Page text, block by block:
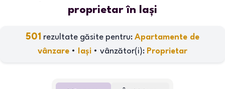
proprietar în Iași
501 rezultate găsite pentru: Apartamente de
vânzare • Iași • vânzător(i): Proprietar